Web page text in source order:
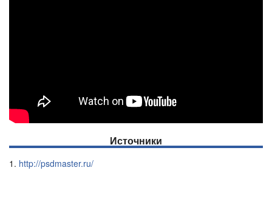
Источники
http://psdmaster.ru/